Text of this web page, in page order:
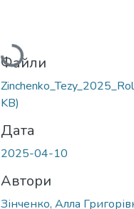
Вантажиться...
Файли
KB)
Дата
2025-04-10
Автори
Зінченко, Алла